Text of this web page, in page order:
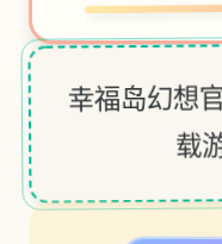
幸福岛幻想
载